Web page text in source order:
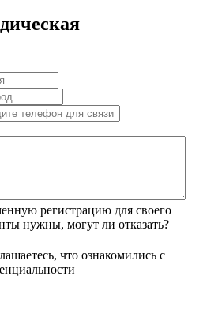
регистрацию для своего
нужны, могут ли отказать?
что ознакомились с